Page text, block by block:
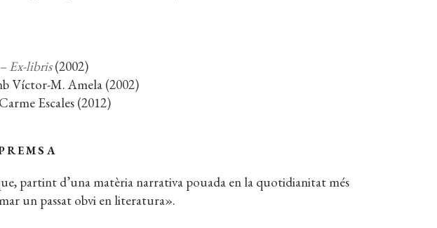
Ex-libris(2002)
Víctor-M. Amela (2002)
Escales (2012)
partint d’una matèria narrativa pouada en la quotidianitat més
un passat obvi en literatura».